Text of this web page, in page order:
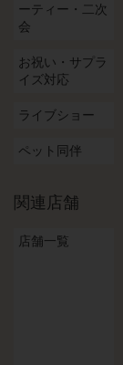
ーティー・二次
会
お祝い・サプラ
イズ対応
ライブショー
ペット同伴
関連店舗
店舗一覧